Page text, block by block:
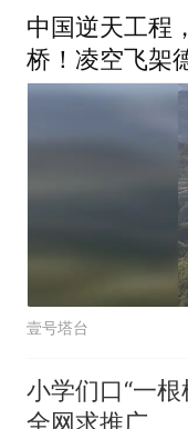
中国逆天工程
桥！凌空飞架
壹号塔台
小学们口“一根
全网求推广